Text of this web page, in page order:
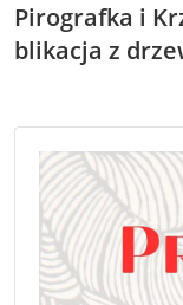
Pirografka i
blikacja z